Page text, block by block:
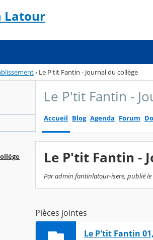
Latour
› Le P'tit Fantin - Journal du collège
Le P'tit Fantin -
Accueil Blog Agenda Forum
Le P'tit Fantin -
Par admin fantinlatour-isere, publié
Pièces jointes
Le P'tit Fantin